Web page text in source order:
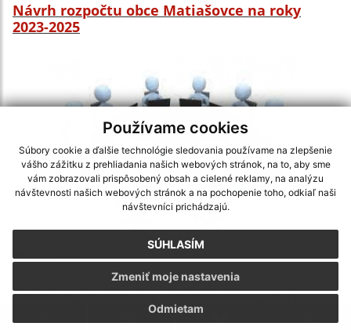
Používame cookies
Súbory cookie a ďalšie technológie sledovania používame na zlepšenie
vášho zážitku z prehliadania našich webových stránok, na to, aby sme
vám zobrazovali prispôsobený obsah a cielené reklamy, na analýzu
návštevnosti našich webových stránok a na pochopenie toho, odkiaľ naši
návštevníci prichádzajú.
SÚHLASÍM
Odmietam
Zmeniť moje nastavenia
Návrh rozpočtu obce Matiašovce na roky
2023-2025
14.11.2022
Program zasadnutia Obecného zastupiteľstva